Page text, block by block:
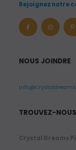
Rejoignez notre
NOUS JOINDRE
TROUVEZ-NOUS
Crystal Dreams